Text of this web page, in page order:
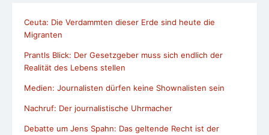
Ceuta: Die Verdammten dieser Erde sind heute die
Migranten
Prantls Blick: Der Gesetzgeber muss sich endlich der
Realität des Lebens stellen
Medien: Journalisten dürfen keine Shownalisten sein
Nachruf: Der journalistische Uhrmacher
Debatte um Jens Spahn: Das geltende Recht ist der